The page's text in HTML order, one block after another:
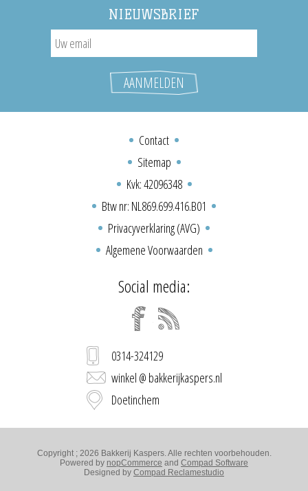
NIEUWSBRIEF
Contact
Sitemap
Kvk: 42096348
Btw nr: NL869.699.416.B01
Privacyverklaring (AVG)
Algemene Voorwaarden
Social media:
0314-324129
winkel @ bakkerijkaspers.nl
Doetinchem
Copyright ; 2026 Bakkerij Kaspers. Alle rechten voorbehouden.
Powered by nopCommerce and Compad Software
Designed by Compad Reclamestudio